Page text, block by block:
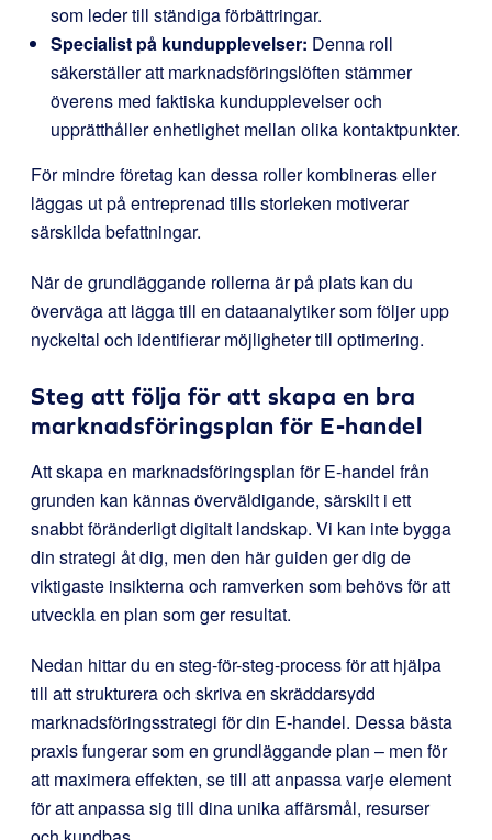
som leder till ständiga förbättringar.
Specialist på kundupplevelser: Denna roll
säkerställer att marknadsföringslöften stämmer
överens med faktiska kundupplevelser och
upprätthåller enhetlighet mellan olika kontaktpunkter.
För mindre företag kan dessa roller kombineras eller
läggas ut på entreprenad tills storleken motiverar
särskilda befattningar.
När de grundläggande rollerna är på plats kan du
överväga att lägga till en dataanalytiker som följer upp
nyckeltal och identifierar möjligheter till optimering.
Steg att följa för att skapa en bra
marknadsföringsplan för E-handel
Att skapa en marknadsföringsplan för E-handel från
grunden kan kännas överväldigande, särskilt i ett
snabbt föränderligt digitalt landskap. Vi kan inte bygga
din strategi åt dig, men den här guiden ger dig de
viktigaste insikterna och ramverken som behövs för att
utveckla en plan som ger resultat.
Nedan hittar du en steg-för-steg-process för att hjälpa
till att strukturera och skriva en skräddarsydd
marknadsföringsstrategi för din E-handel. Dessa bästa
praxis fungerar som en grundläggande plan – men för
att maximera effekten, se till att anpassa varje element
för att anpassa sig till dina unika affärsmål, resurser